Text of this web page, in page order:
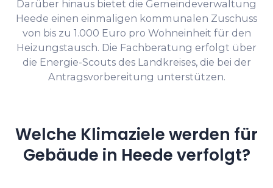
Darüber hinaus bietet die Gemeindeverwaltung
Heede einen einmaligen kommunalen Zuschuss
von bis zu 1.000 Euro pro Wohneinheit für den
Heizungstausch. Die Fachberatung erfolgt über
die Energie-Scouts des Landkreises, die bei der
Antragsvorbereitung unterstützen.
Welche Klimaziele werden für
Gebäude in Heede verfolgt?